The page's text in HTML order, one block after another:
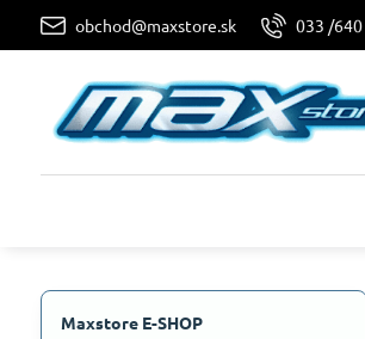
obchod@maxstore.sk 033 /640
Maxstore E-SHOP